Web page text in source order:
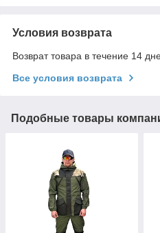
Условия возврата
Возврат товара в течение 14
Все условия возврата
Подобные товары